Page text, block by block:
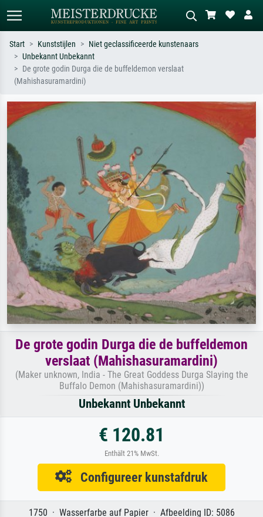
Standaard zoeken
Zoek op kunstenaar, titel of stijl – bijv.
Hokusai-golf, naakt.
olieverfschilderij, staand naakt naast
een boom.
Start Kunststijlen
Niet geclassificeerde kunstenaars
Unbekannt Unbekannt
De grote godin Durga die de buffeldemon verslaat
(Mahishasuramardini)
De grote godin Durga die de buffeldemon
verslaat (Mahishasuramardini)
(Maker unknown, India - The Great Goddess Durga Slaying the
Buffalo Demon (Mahishasuramardini))
Unbekannt Unbekannt
€ 120.81
Enthält 21% MwSt.
Configureer kunstafdruk
1750 · Wasserfarbe auf Papier · Afbeelding ID: 5086